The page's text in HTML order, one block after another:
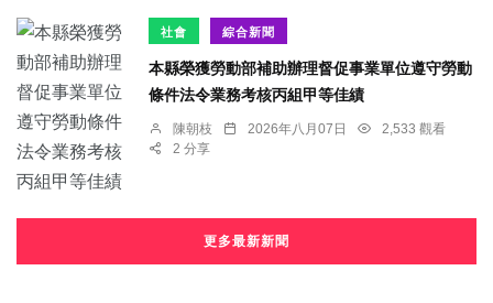
社會 綜合新聞
本縣榮獲勞動部補助辦理督促事業單位遵守勞動
條件法令業務考核丙組甲等佳績
陳朝枝 2026年八月07日
2,533 觀看
2 分享
更多最新新聞